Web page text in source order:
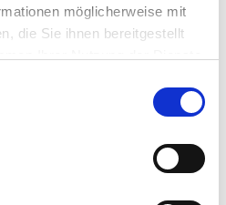
möglicherweise mit
die Sie ihnen bereitgestellt